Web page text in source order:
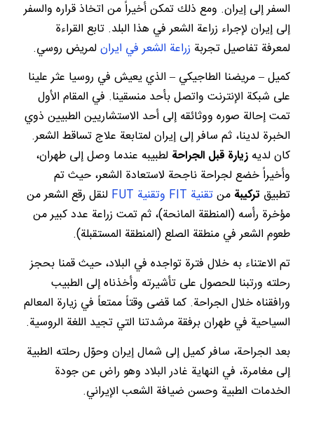
السفر إلى إيران. ومع ذلك تمكن أخيراً من اتخاذ قراره والسفر
إلى إيران لإجراء زراعة الشعر في هذا البلد. تابع القراءة
لمعرفة تفاصيل تجربة زراعة الشعر في ايرانلمريض روسي.
كميل – مريضنا الطاجيكي – الذي يعيش في روسيا عثر علينا
على شبكة الإنترنت واتصل بأحد منسقينا. في المقام الأول
تمت إحالة صوره ووثائقه إلى أحد الاستشاريين الطبيين ذوي
الخبرة لدينا، ثم سافر إلى إيران لمتابعة علاج تساقط الشعر.
كان لديه زيارة قبل الجراحة لطبيبه عندما وصل إلى طهران،
وأخيراً خضع لجراحة ناجحة لاستعادة الشعر، حيث تم
تطبيق تركيبة منتقنية FIT وتقنية FUT
لنقل رقع الشعر من
مؤخرة رأسه (المنطقة المانحة)، ثم تمت زراعة عدد كبير من
طعوم الشعر في منطقة الصلع (المنطقة المستقبلة).
تم الاعتناء به خلال فترة تواجده في البلاد، حيث قمنا بحجز
رحلته ورتبنا للحصول على تأشيرته وأخذناه إلى الطبيب
ورافقناه خلال الجراحة. كما قضى وقتاً ممتعاً في زيارة المعالم
السياحية في طهران برفقة مرشدتنا التي تجيد اللغة الروسية.
بعد الجراحة، سافر كميل إلى شمال إيران وحوّل رحلته الطبية
إلى مغامرة، في النهاية غادر البلاد وهو راض عن جودة
الخدمات الطبية وحسن ضيافة الشعب الإيراني.